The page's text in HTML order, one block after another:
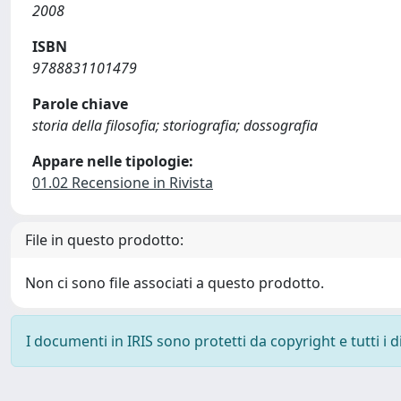
2008
ISBN
9788831101479
Parole chiave
storia della filosofia; storiografia; dossografia
Appare nelle tipologie:
01.02 Recensione in Rivista
File in questo prodotto:
Non ci sono file associati a questo prodotto.
I documenti in IRIS sono protetti da copyright e tutti i